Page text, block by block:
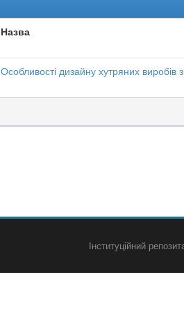
Назва
Особливості дизайну хутряних виробів
Інституційний